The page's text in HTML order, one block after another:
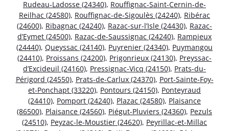
Rudeau-Ladosse (24340), Rouffignac-Saint-Cernin-de-
Reilhac (24580), Rouffignac-de-Sigoulès (24240), Ribérac
(24600), Ribagnac (24240), Razac-sur-l’Isle (24430), Razac-
d’Eymet (24500), Razac-de-Saussignac (24240), Rampieux
(24440), Queyssac (24140), Puyrenier (24340), Puymangou
(24410), Proissans (24200), Prigonrieux (24130), Preyssac-
d’Excideuil (24160), Pressignac-Vicq (24150), Prats-du-
Périgord (24550), Prats-de-Carlux (24370), Port-Sainte-Foy-
et-Ponchapt (33220), Pontours (24150), Ponteyraud
(24410), Pomport (24240), Plazac (24580), Plaisance
(86500), Plaisance (24560), Piégut-Pluviers (24360), Pezuls
(24510), Peyzac-le-Moustier (24620), Peyrillac-et-Millac